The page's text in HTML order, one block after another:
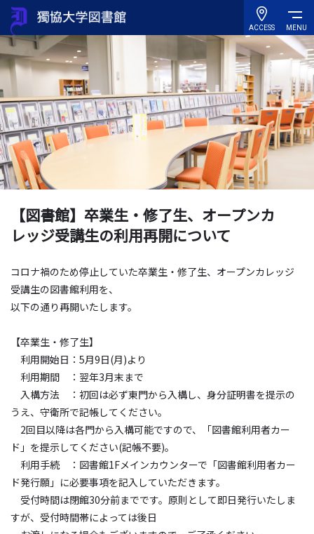
ACCESS MENU
【図書館】卒業生・修了生、オープンカ
レッジ受講生の利用再開について
コロナ禍のため停止していた卒業生・修了生、オープンカレッジ
受講生の図書館利用を、
以下の通り再開いたします。
【卒業生・修了生】
利用開始日： 5月9日(月)より
利用期間 ：翌年3月末まで
入構方法 ：初回は必ず東門から入構し、身分証明書を提示の
うえ、守衛所で記帳してください。
2回目以降は各門から入構可能ですので、「図書館利用者カー
ド」を提示してください(記帳不要)。
利用手続 ：図書館1Fメインカウンターで「図書館利用者カー
ド発行願」に必要事項を記入していただきます。
受付時間は閉館30分前までです。原則として即日発行いたしま
すが、受付時間帯によっては後日